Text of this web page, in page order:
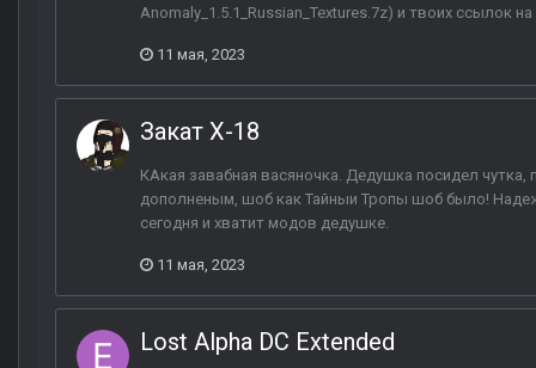
Anomaly_1.5.1_Russian_Textures.7z) и твоих ссылок
11 мая, 2023
Закат X-18
КАкая завабная васяночка. Дедушка посидел
дополненым, шоб как Тайныи Тропы шоб было!
сегодня и хватит модов дедушке.
11 мая, 2023
Lost Alpha DC Extended